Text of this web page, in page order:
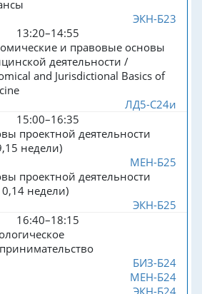
ЭКН-Б23
13:20–14:55
и правовые основы
деятельности /
and Jurisdictional Basics of
ЛД5-С24и
15:00–16:35
проектной деятельности
недели)
МЕН-Б25
проектной деятельности
недели)
ЭКН-Б25
16:40–18:15
БИЗ-Б24
МЕН-Б24
ЭКН-Б24